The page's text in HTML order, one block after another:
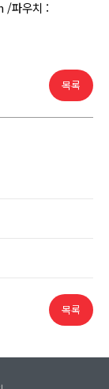
/파우치 :
목록
목록